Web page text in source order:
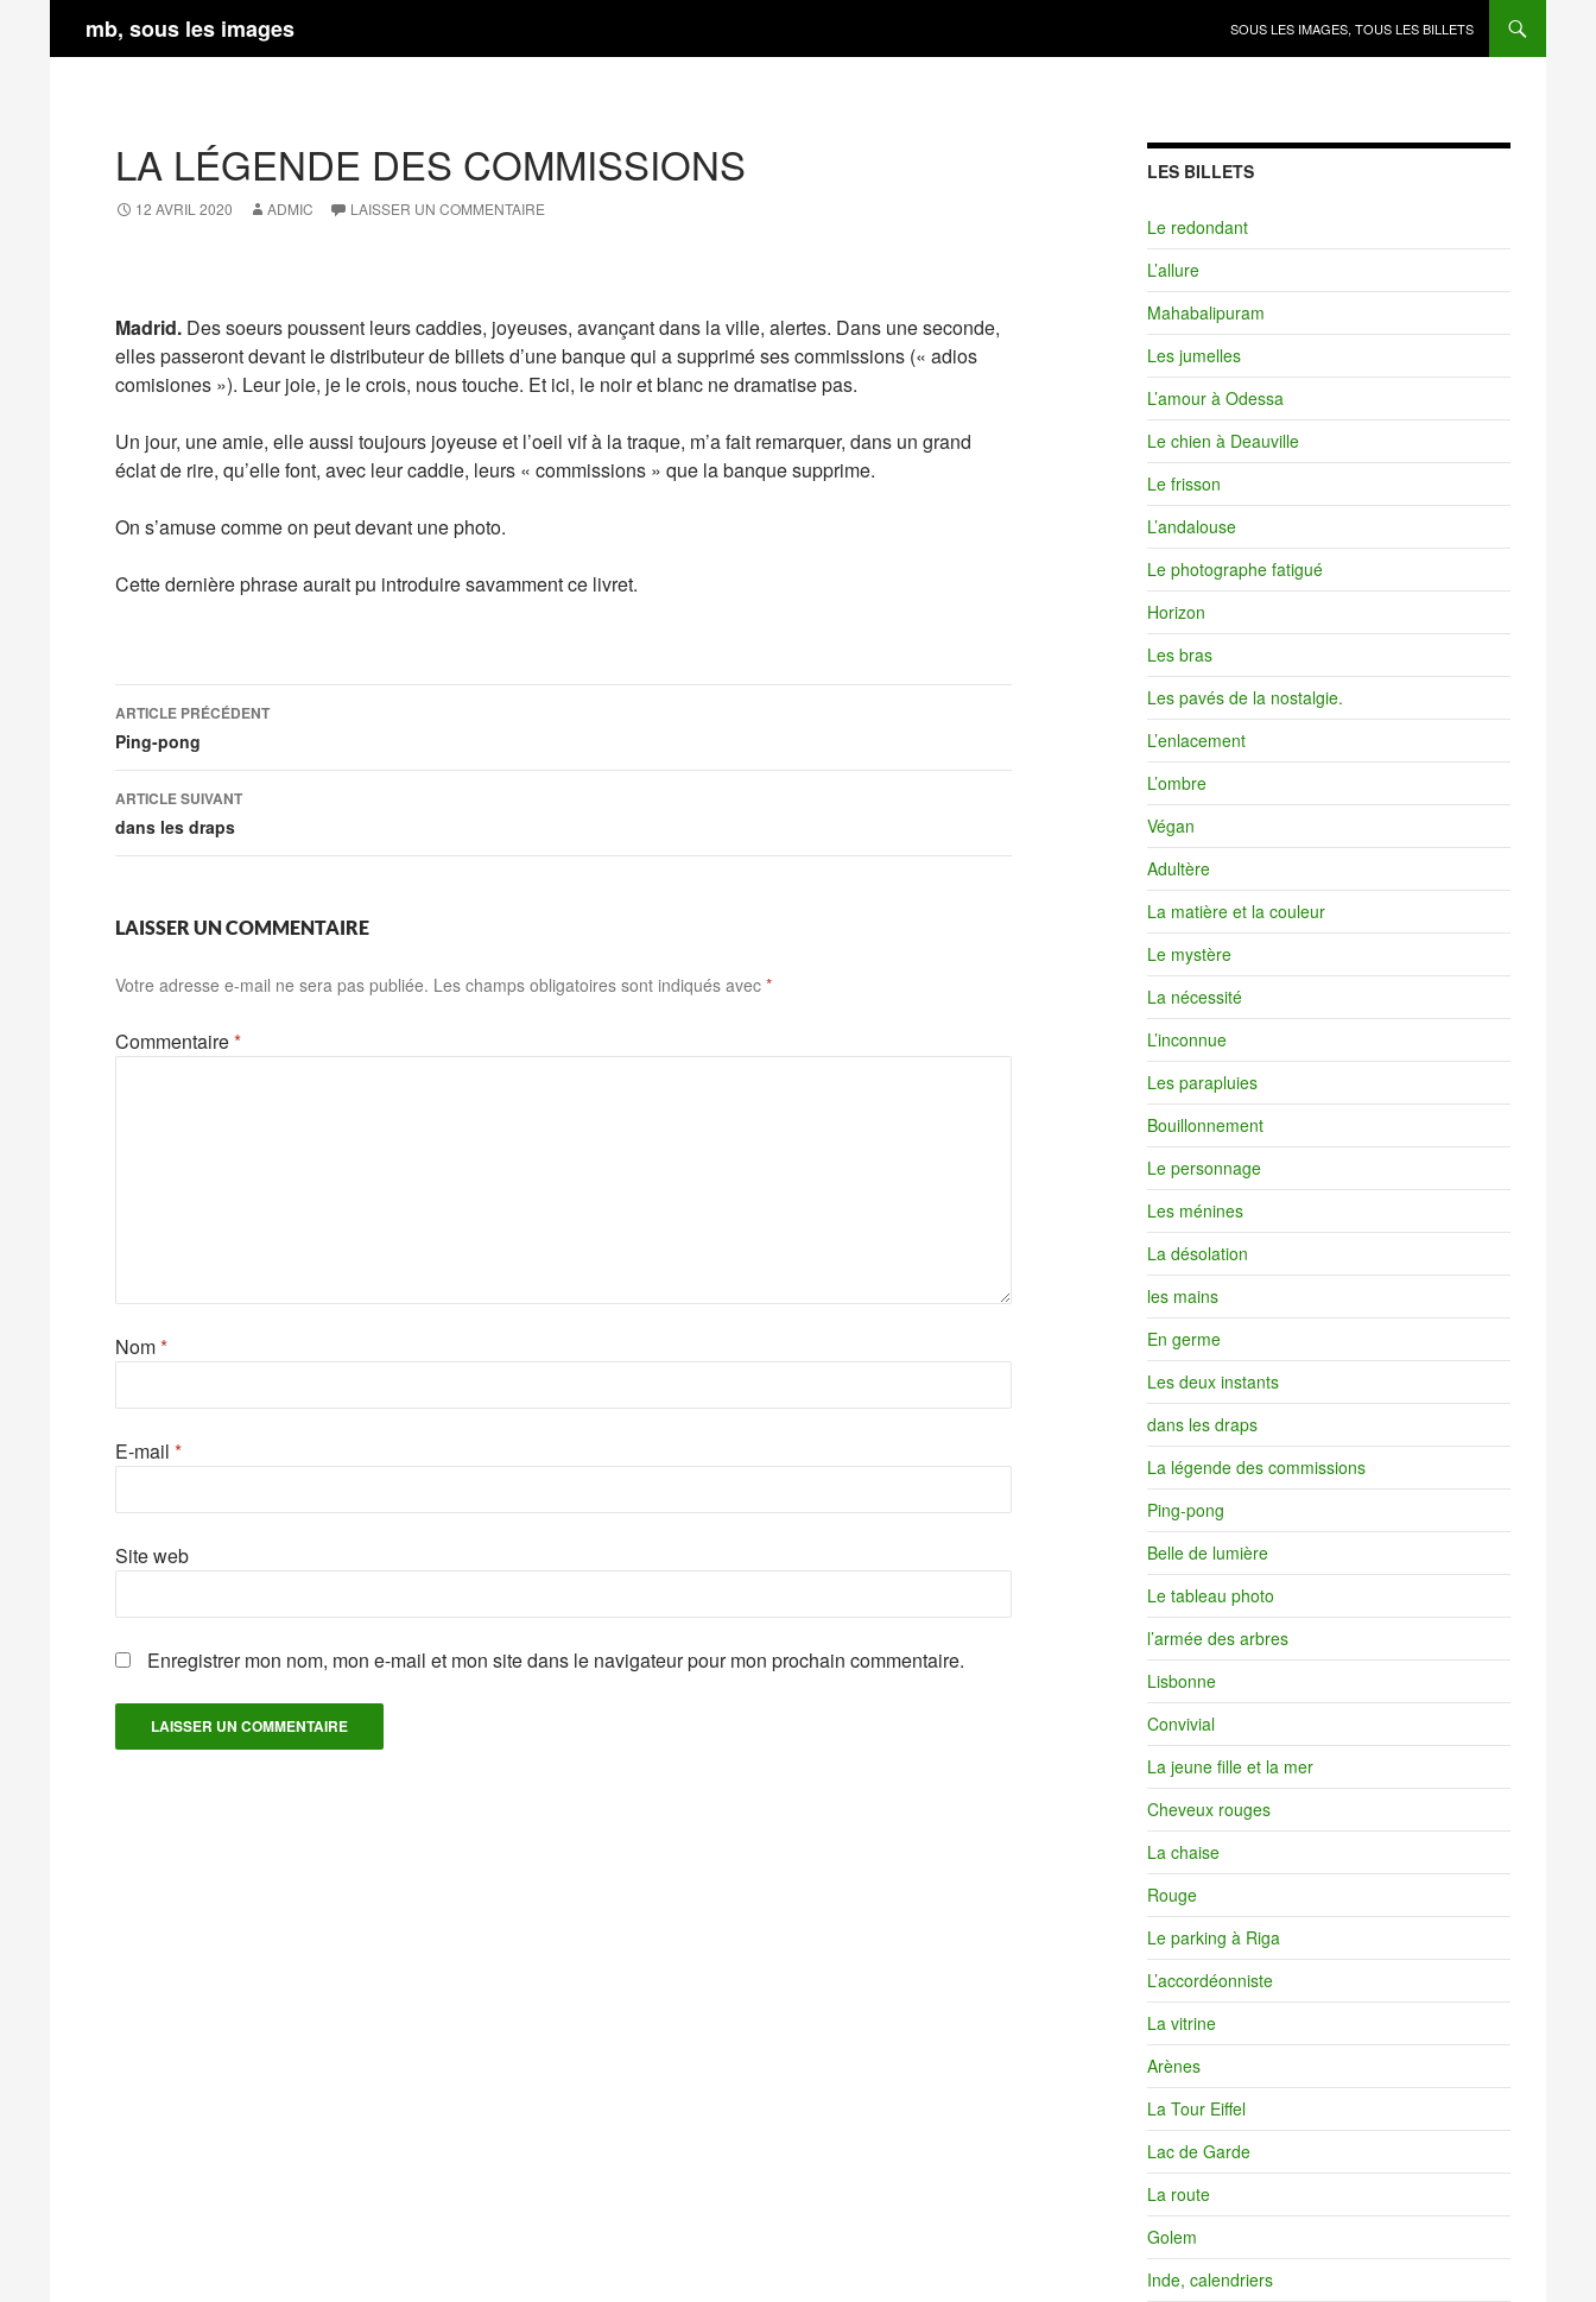
mb, sous les images SOUS LES IMAGES, TOUS LES BILLETS
LA LÉGENDE DES COMMISSIONS
12 AVRIL 2020 ADMIC LAISSER UN COMMENTAIRE
Madrid. Des soeurs poussent leurs caddies, joyeuses, avançant dans la ville, alertes. Dans une seconde,
elles passeront devant le distributeur de billets d’une banque qui a supprimé ses commissions (« adios
comisiones »). Leur joie, je le crois, nous touche. Et ici, le noir et blanc ne dramatise pas.
Un jour, une amie, elle aussi toujours joyeuse et l’oeil vif à la traque, m’a fait remarquer, dans un grand
éclat de rire, qu’elle font, avec leur caddie, leurs « commissions » que la banque supprime.
On s’amuse comme on peut devant une photo.
Cette dernière phrase aurait pu introduire savamment ce livret.
Navigation
des
articles
ARTICLE PRÉCÉDENT
Ping-pong
ARTICLE SUIVANT
dans les draps
LAISSER UN COMMENTAIRE
Votre adresse e-mail ne sera pas publiée. Les champs obligatoires sont indiqués avec *
Commentaire*
Nom*
E-mail *
Site web
Enregistrer mon nom, mon e-mail et mon site dans le navigateur pour mon prochain commentaire.
LES BILLETS
Le redondant
L’allure
Mahabalipuram
Les jumelles
L’amour à Odessa
Le chien à Deauville
Le frisson
L’andalouse
Le photographe fatigué
Horizon
Les bras
Les pavés de la nostalgie.
L’enlacement
L’ombre
Végan
Adultère
La matière et la couleur
Le mystère
La nécessité
L’inconnue
Les parapluies
Bouillonnement
Le personnage
Les ménines
La désolation
les mains
En germe
Les deux instants
dans les draps
La légende des commissions
Ping-pong
Belle de lumière
Le tableau photo
l’armée des arbres
Lisbonne
Convivial
La jeune fille et la mer
Cheveux rouges
La chaise
Rouge
Le parking à Riga
L’accordéonniste
La vitrine
Arènes
La Tour Eiffel
Lac de Garde
La route
Golem
Inde, calendriers